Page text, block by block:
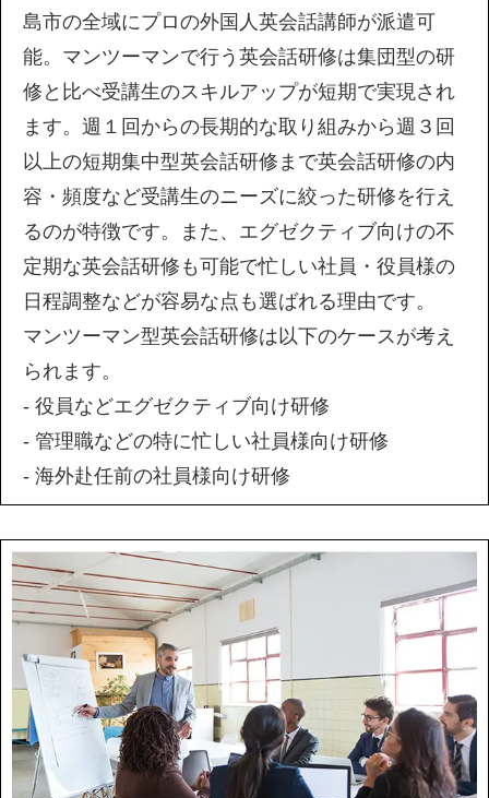
島市の全域にプロの外国人英会話講師が派遣可
能。マンツーマンで行う英会話研修は集団型の研
修と比べ受講生のスキルアップが短期で実現され
ます。週１回からの長期的な取り組みから週３回
以上の短期集中型英会話研修まで英会話研修の内
容・頻度など受講生のニーズに絞った研修を行え
るのが特徴です。また、エグゼクティブ向けの不
定期な英会話研修も可能で忙しい社員・役員様の
日程調整などが容易な点も選ばれる理由です。
マンツーマン型英会話研修は以下のケースが考え
られます。
- 役員などエグゼクティブ向け研修
- 管理職などの特に忙しい社員様向け研修
- 海外赴任前の社員様向け研修